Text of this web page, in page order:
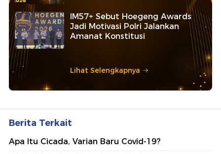
IM57+ Sebut Hoegeng Awards
Jadi Motivasi Polri Jalankan
Amanat Konstitusi
Lihat Selengkapnya
Berita Terkait
Apa Itu Cicada, Varian Baru Covid-19?